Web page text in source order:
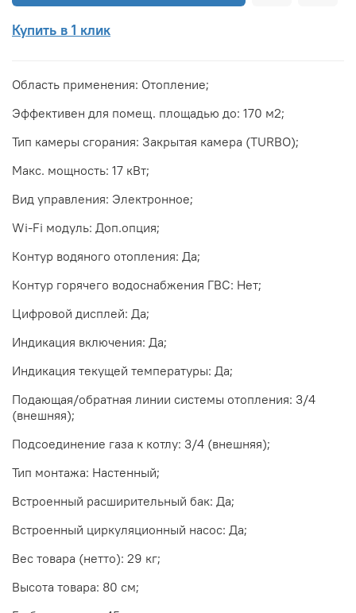
Купить в 1 клик
Область применения: Отопление;
Эффективен для помещ. площадью до: 170 м2;
Тип камеры сгорания: Закрытая камера (TURBO);
Макс. мощность: 17 кВт;
Вид управления: Электронное;
Wi-Fi модуль: Доп.опция;
Контур водяного отопления: Да;
Контур горячего водоснабжения ГВС: Нет;
Цифровой дисплей: Да;
Индикация включения: Да;
Индикация текущей температуры: Да;
Подающая/обратная линии системы отопления: 3/4
(внешняя);
Подсоединение газа к котлу: 3/4 (внешняя);
Тип монтажа: Настенный;
Встроенный расширительный бак: Да;
Встроенный циркуляционный насос: Да;
Вес товара (нетто): 29 кг;
Высота товара: 80 см;